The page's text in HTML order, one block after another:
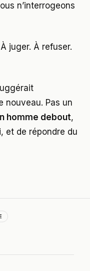
n’interrogeons
juger. À refuser.
nouveau. Pas un
homme debout,
et de répondre du